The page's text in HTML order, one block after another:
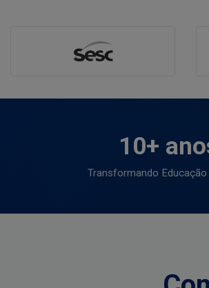
10+
Transformando Educação